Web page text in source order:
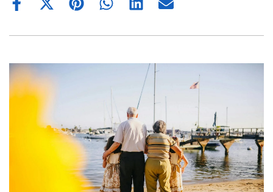
Share
Share
(Twitter)
Share Share Share Share